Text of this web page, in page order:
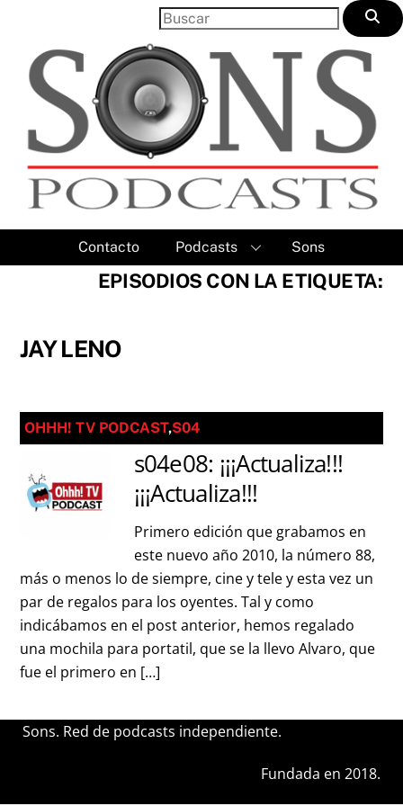
content
Contacto Podcasts Sons
EPISODIOS CON LA ETIQUETA:
JAY LENO
OHHH! TV PODCAST,S04
s04e08: ¡¡¡Actualiza!!!
¡¡¡Actualiza!!!
Primero edición que grabamos en
este nuevo año 2010, la número 88,
más o menos lo de siempre, cine y tele y esta vez un
par de regalos para los oyentes. Tal y como
indicábamos en el post anterior, hemos regalado
una mochila para portatil, que se la llevo Alvaro, que
fue el primero en […]
Sons. Red de podcasts independiente.
Fundada en 2018.